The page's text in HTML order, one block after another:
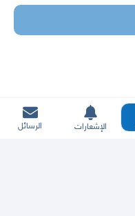
الإشعارات الرسائل